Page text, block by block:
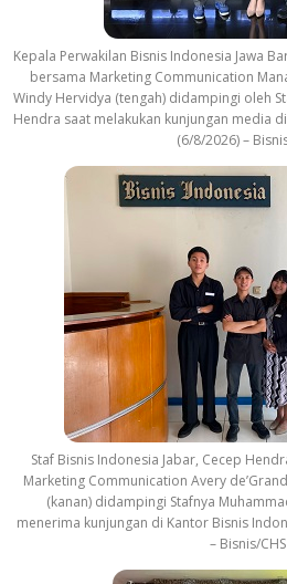
Kepala Perwakilan Bisnis Indonesia Jawa
bersama Marketing Communication
Windy Hervidya (tengah) didampingi oleh
Hendra saat melakukan kunjungan media
(6/8/2026) –
Staf Bisnis Indonesia Jabar, Cecep
Marketing Communication Avery
(kanan) didampingi Stafnya
menerima kunjungan di Kantor Bisnis
– Bisnis/CHS